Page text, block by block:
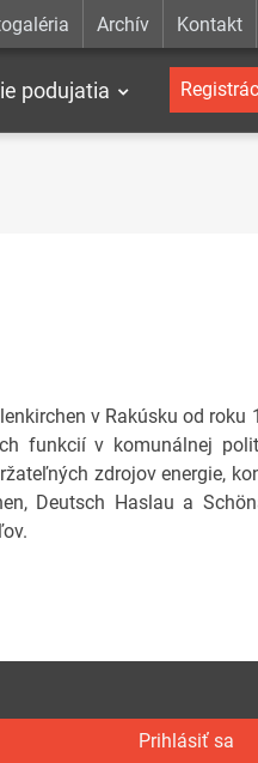
Archív Kontakt
podujatia
v Rakúsku od roku
funkcií v komunálnej
zdrojov energie,
Deutsch Haslau a
Prihlásiť sa